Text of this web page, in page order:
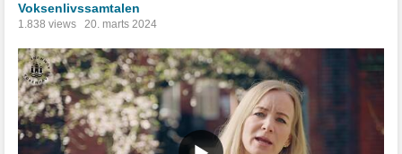
Voksenlivssamtalen
1.838 views 20. marts 2024